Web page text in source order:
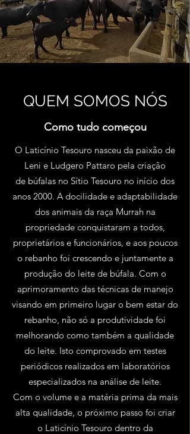
QUEM SOMOS NÓS
Como tudo começou
O Laticínio Tesouro nasceu da paixão de
Leni e Ludgero Pattaro pela criação
de búfalas no Sítio Tesouro no início dos
anos 2000. A docilidade e adaptabilidade
dos animais da raça Murrah na
propriedade conquistaram a todos,
proprietários e funcionários, e aos poucos
o rebanho foi crescendo e juntamente a
produção do leite de búfala. Com o
aprimoramento das técnicas de manejo
visando em primeiro lugar o bem estar do
rebanho, não só a produtividade foi
melhorando como também a qualidade
do leite. Isto comprovado em testes
periódicos realizados em laboratórios
especializados na análise de leite.
Com o volume e a matéria prima da mais
alta qualidade, o próximo passo foi criar
o Laticínio Tesouro dentro da